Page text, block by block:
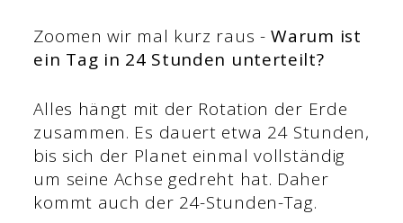
Zoomen wir mal kurz raus -Warum ist
ein Tag in 24 Stunden unterteilt?
Alles hängt mit der Rotation der Erde
zusammen. Es dauert etwa 24 Stunden,
bis sich der Planet einmal vollständig
um seine Achse gedreht hat. Daher
kommt auch der 24-Stunden-Tag.